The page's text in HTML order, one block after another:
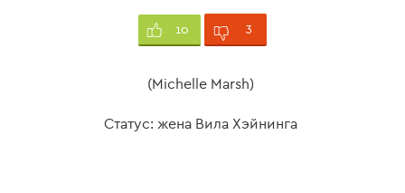
10 3
(Michelle Marsh)
Статус: жена Вила Хэйнинга